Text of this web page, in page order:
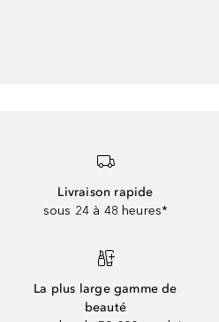
Livraison rapide
sous 24 à 48 heures*
La plus large gamme de
beauté